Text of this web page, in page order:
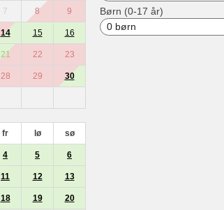
7 8 9
14 15 16
21 22 23
28 29 30
fr lø sø
4 5 6
11 12 13
18 19 20
Børn (0-17 år)